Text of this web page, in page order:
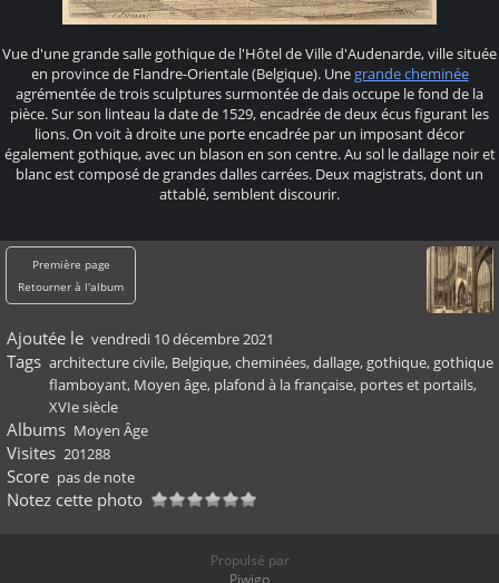
Vue d'une grande salle gothique de l'Hôtel de Ville d'Audenarde, ville située
en province de Flandre-Orientale (Belgique). Unegrande cheminée
agrémentée de trois sculptures surmontée de dais occupe le fond de la
pièce. Sur son linteau la date de 1529, encadrée de deux écus figurant les
lions. On voit à droite une porte encadrée par un imposant décor
également gothique, avec un blason en son centre. Au sol le dallage noir et
blanc est composé de grandes dalles carrées. Deux magistrats, dont un
attablé, semblent discourir.
Première page
Retourner à l'album
Ajoutée le vendredi 10 décembre 2021
Tags architecture civile, Belgique,cheminées,dallage, gothique, gothique
flamboyant, Moyen âge, plafond à la française, portes et portails,
XVIe siècle
Albums Moyen Âge
Visites 201288
Score pas de note
Notez cette photo
Propulsé par
Piwigo